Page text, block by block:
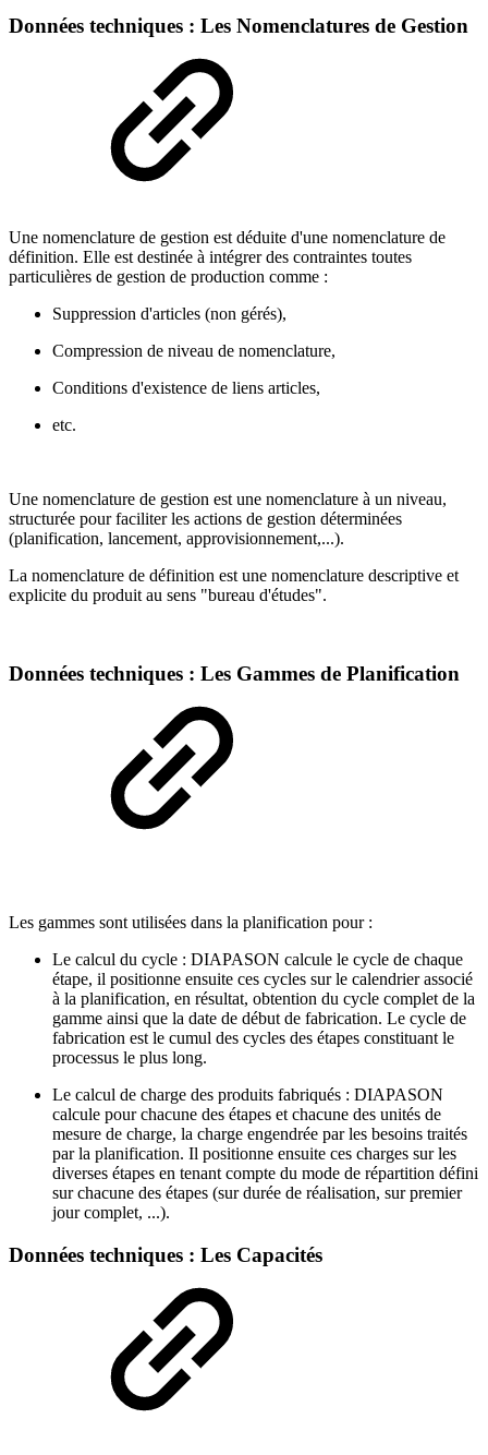
Données techniques : Les Nomenclatures de Gestion
Une nomenclature de gestion est déduite d'une nomenclature de
définition. Elle est destinée à intégrer des contraintes toutes
particulières de gestion de production comme :
Suppression d'articles (non gérés),
Compression de niveau de nomenclature,
Conditions d'existence de liens articles,
etc.
Une nomenclature de gestion est une nomenclature à un niveau,
structurée pour faciliter les actions de gestion déterminées
(planification, lancement, approvisionnement,...).
La nomenclature de définition est une nomenclature descriptive et
explicite du produit au sens "bureau d'études".
Données techniques : Les Gammes de Planification
Les gammes sont utilisées dans la planification pour :
Le calcul du cycle : DIAPASON calcule le cycle de chaque
étape, il positionne ensuite ces cycles sur le calendrier associé
à la planification, en résultat, obtention du cycle complet de la
gamme ainsi que la date de début de fabrication. Le cycle de
fabrication est le cumul des cycles des étapes constituant le
processus le plus long.
Le calcul de charge des produits fabriqués : DIAPASON
calcule pour chacune des étapes et chacune des unités de
mesure de charge, la charge engendrée par les besoins traités
par la planification. Il positionne ensuite ces charges sur les
diverses étapes en tenant compte du mode de répartition défini
sur chacune des étapes (sur durée de réalisation, sur premier
jour complet, ...).
Données techniques : Les Capacités